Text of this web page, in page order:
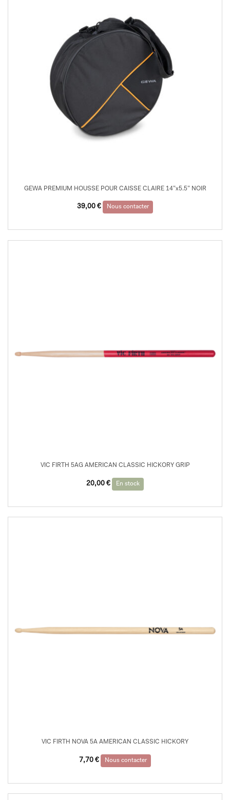
GEWA PREMIUM HOUSSE POUR CAISSE CLAIRE 14”x5.5” NOIR
39,00 € Nous contacter
VIC FIRTH 5AG AMERICAN CLASSIC HICKORY GRIP
20,00 € En stock
VIC FIRTH NOVA 5A AMERICAN CLASSIC HICKORY
7,70 € Nous contacter